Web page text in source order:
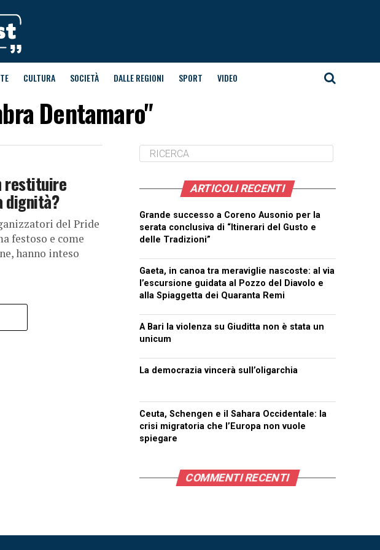
CULTURA SOCIETÀ DALLE REGIONI SPORT VIDEO
Dentamaro"
restituire
dignità?
del Pride
festoso e come
hanno inteso
ARTICOLI RECENTI
Grande successo a Coreno Ausonio per la
serata conclusiva di “Itinerari del Gusto e
delle Tradizioni”
Gaeta, in canoa tra meraviglie nascoste: al via
l’escursione guidata al Pozzo del Diavolo e
alla Spiaggetta dei Quaranta Remi
A Bari la violenza su Giuditta non è stata un
unicum
La democrazia vincerà sull’oligarchia
Ceuta, Schengen e il Sahara Occidentale: la
crisi migratoria che l’Europa non vuole
spiegare
COMMENTI RECENTI